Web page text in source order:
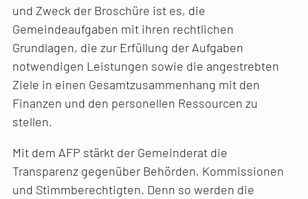
und Zweck der Broschüre ist es, die
Gemeindeaufgaben mit ihren rechtlichen
Grundlagen, die zur Erfüllung der Aufgaben
notwendigen Leistungen sowie die angestrebten
Ziele in einen Gesamtzusammenhang mit den
Finanzen und den personellen Ressourcen zu
stellen.
Mit dem AFP stärkt der Gemeinderat die
Transparenz gegenüber Behörden, Kommissionen
und Stimmberechtigten. Denn so werden die